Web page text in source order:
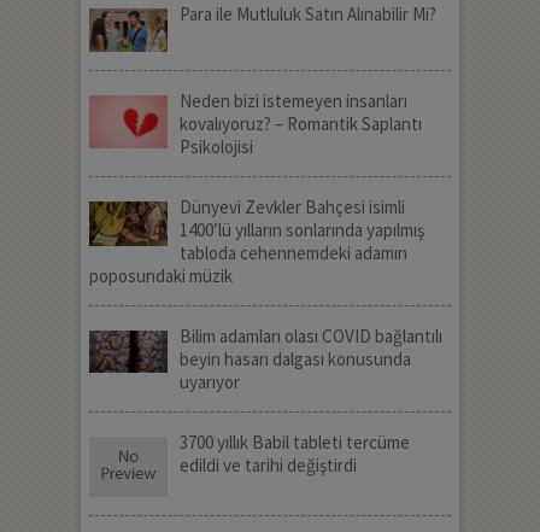
Para ile Mutluluk Satın Alınabilir Mi?
Neden bizi istemeyen insanları
kovalıyoruz? – Romantik Saplantı
Psikolojisi
Dünyevi Zevkler Bahçesi isimli
1400’lü yılların sonlarında yapılmış
tabloda cehennemdeki adamın
poposundaki müzik
Bilim adamları olası COVID bağlantılı
beyin hasarı dalgası konusunda
uyarıyor
3700 yıllık Babil tableti tercüme
edildi ve tarihi değiştirdi